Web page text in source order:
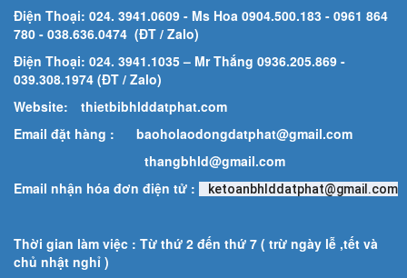
Điện Thoại: 024. 3941.0609 - Ms Hoa 0904.500.183 - 0961 864
780 - 038.636.0474 (ĐT / Zalo)
Điện Thoại: 024. 3941.1035 – Mr Thắng 0936.205.869 -
039.308.1974 (ĐT / Zalo)
Website:
thietbibhlddatphat.com
Email đặt hàng : baoholaodongdatphat@gmail.com
thangbhld@gmail.com
Email nhận hóa đơn điện tử :
ketoanbhlddatphat@gmail.com
Thời gian làm việc : Từ thứ 2 đến thứ 7 ( trừ ngày lễ ,tết và
chủ nhật nghỉ )